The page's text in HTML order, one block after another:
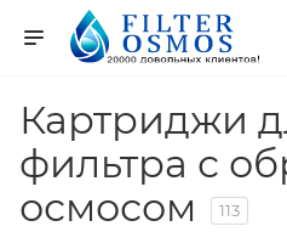
Картриджи
фильтра с
осмосом
113